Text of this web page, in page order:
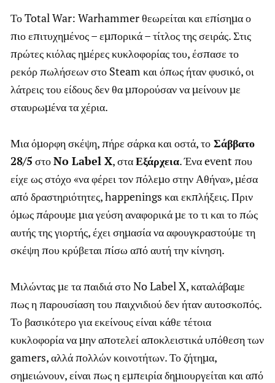
Το Total War: Warhammer θεωρείται και επίσημα ο
πιο επιτυχημένος – εμπορικά – τίτλος της σειράς. Στις
πρώτες κιόλας ημέρες κυκλοφορίας του, έσπασε το
ρεκόρ πωλήσεων στο Steam και όπως ήταν φυσικό, οι
λάτρεις του είδους δεν θα μπορούσαν να μείνουν με
σταυρωμένα τα χέρια.
Μια όμορφη σκέψη, πήρε σάρκα και οστά, το Σάββατο
28/5 στοNo Label X, σταΕξάρχεια. Ένα event που
είχε ως στόχο «να φέρει τον πόλεμο στην Αθήνα», μέσα
από δραστηριότητες, happenings και εκπλήξεις. Πριν
όμως πάρουμε μια γεύση αναφορικά με το τι και το πώς
αυτής της γιορτής, έχει σημασία να αφουγκραστούμε τη
σκέψη που κρύβεται πίσω από αυτή την κίνηση.
Μιλώντας με τα παιδιά στο No Label X, καταλάβαμε
πως η παρουσίαση του παιχνιδιού δεν ήταν αυτοσκοπός.
Το βασικότερο για εκείνους είναι κάθε τέτοια
κυκλοφορία να μην αποτελεί αποκλειστικά υπόθεση των
gamers, αλλά πολλών κοινοτήτων. Το ζήτημα,
σημειώνουν, είναι πως η εμπειρία δημιουργείται και από